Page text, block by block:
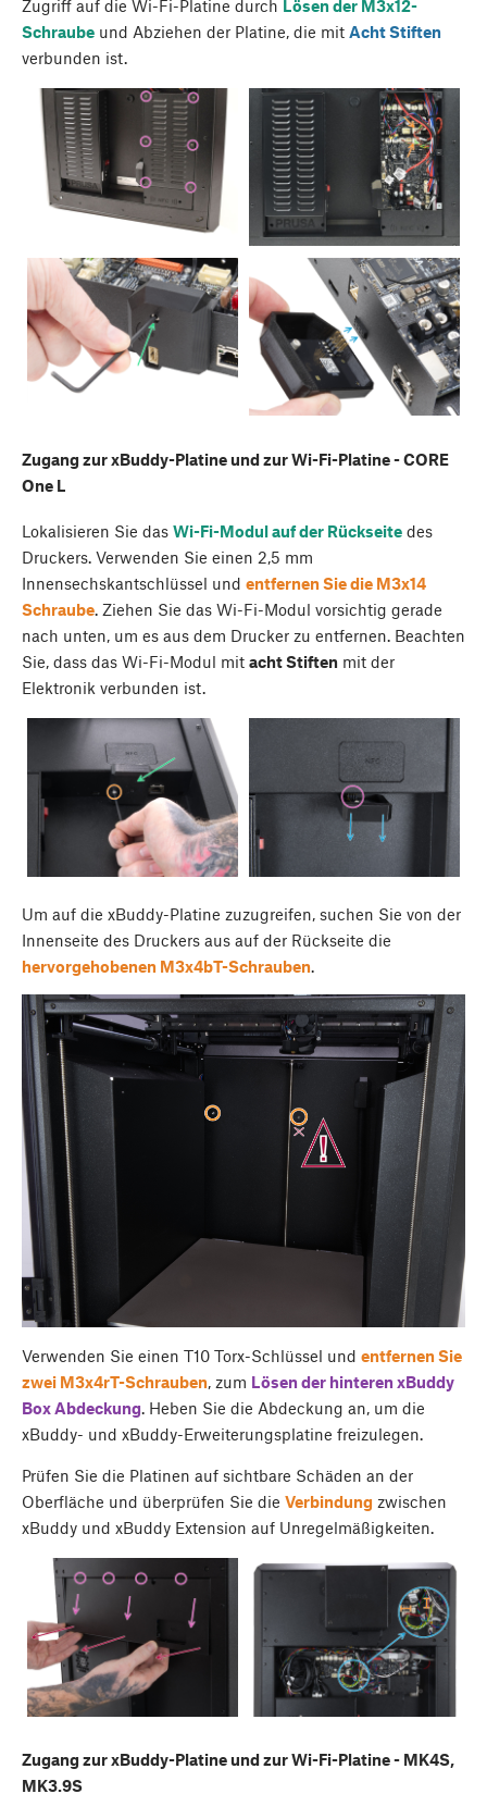
Zugriff auf die Wi-Fi-Platine durch Lösen der M3x12-
Schraube und Abziehen der Platine, die mit Acht Stiften
verbunden ist.
Zugang zur xBuddy-Platine und zur Wi-Fi-Platine - CORE
One L
Lokalisieren Sie das Wi-Fi-Modul auf der Rückseite des
Druckers. Verwenden Sie einen 2,5 mm
Innensechskantschlüssel und entfernen Sie die M3x14
Schraube. Ziehen Sie das Wi-Fi-Modul vorsichtig gerade
nach unten, um es aus dem Drucker zu entfernen. Beachten
Sie, dass das Wi-Fi-Modul mit acht Stiften mit der
Elektronik verbunden ist.
Um auf die xBuddy-Platine zuzugreifen, suchen Sie von der
Innenseite des Druckers aus auf der Rückseite die
hervorgehobenen M3x4bT-Schrauben.
Verwenden Sie einen T10 Torx-Schlüssel und entfernen Sie
zwei M3x4rT-Schrauben, zum Lösen der hinteren xBuddy
Box Abdeckung. Heben Sie die Abdeckung an, um die
xBuddy- und xBuddy-Erweiterungsplatine freizulegen.
Prüfen Sie die Platinen auf sichtbare Schäden an der
Oberfläche und überprüfen Sie die Verbindung zwischen
xBuddy und xBuddy Extension auf Unregelmäßigkeiten.
Zugang zur xBuddy-Platine und zur Wi-Fi-Platine - MK4S,
MK3.9S